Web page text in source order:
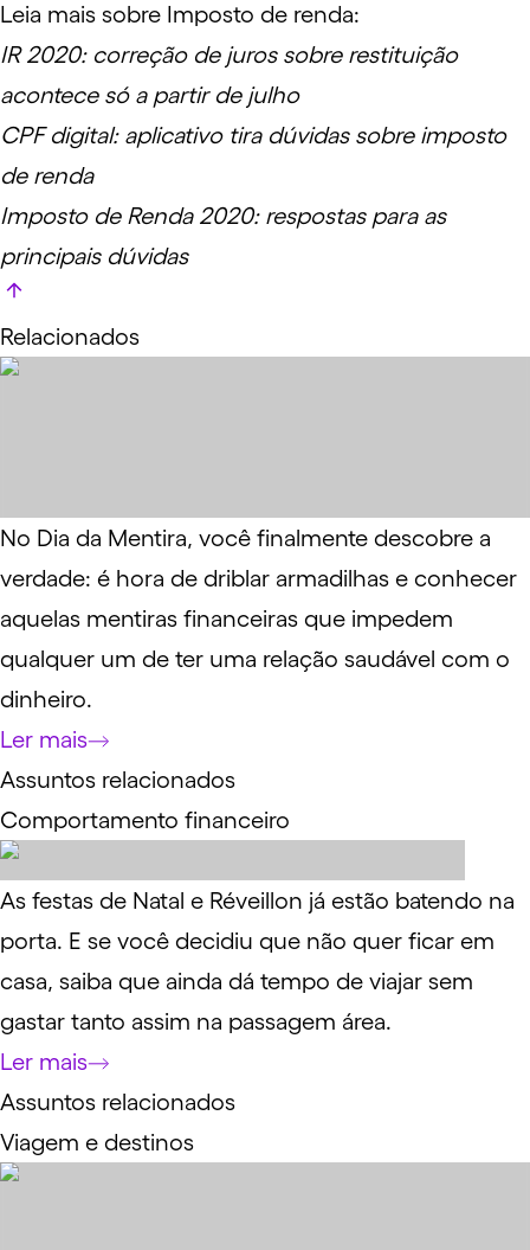
Leia mais sobre Imposto de renda:
IR 2020: correção de juros sobre restituição
acontece só a partir de julho
CPF digital: aplicativo tira dúvidas sobre imposto
de renda
Imposto de Renda 2020: respostas para as
principais dúvidas
Relacionados
No Dia da Mentira, você finalmente descobre a
verdade: é hora de driblar armadilhas e conhecer
aquelas mentiras financeiras que impedem
qualquer um de ter uma relação saudável com o
dinheiro.
Ler mais
Assuntos relacionados
Comportamento financeiro
As festas de Natal e Réveillon já estão batendo na
porta. E se você decidiu que não quer ficar em
casa, saiba que ainda dá tempo de viajar sem
gastar tanto assim na passagem área.
Ler mais
Assuntos relacionados
Viagem e destinos